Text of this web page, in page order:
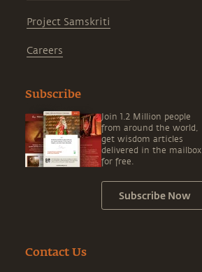
Project Samskriti
Careers
Subscribe
Join 1.2 Million people
from around the world,
get wisdom articles
delivered in the mailbox
for free.
Subscribe Now
Contact Us